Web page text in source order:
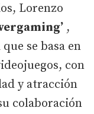
Lorenzo
,
se basa en
con
y atracción
colaboración